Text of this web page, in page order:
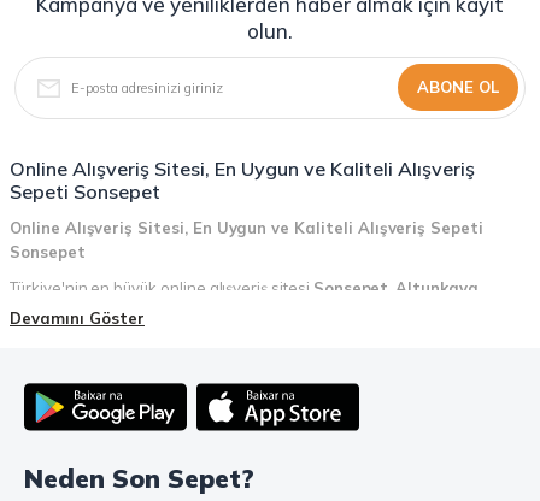
olun.
ABONE OL
Online Alışveriş Sitesi, En Uygun ve Kaliteli Alışveriş
Sepeti Sonsepet
Online Alışveriş Sitesi, En Uygun ve Kaliteli Alışveriş Sepeti
Sonsepet
Türkiye'nin en büyük online alışveriş sitesi Sonsepet Altunkaya
Holdinggüvencesiyle hizmet vermektedir! Sonsepet, online alışveriş
teslimat ve güvenli ödeme seçenekleriyle, alışveriş yaparken
zamanınızı ve paranızı en verimli şekilde kullanırsınız.
Mahmood Coffee ile Kahve Keyfinizi Sonsepet'te Yaşayın!
Devamını Göster
Neden Son Sepet?